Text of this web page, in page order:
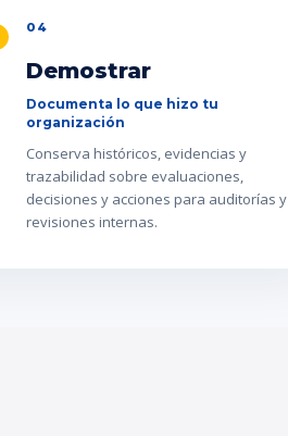
04
Demostrar
Documenta lo que hizo tu
organización
Conserva históricos, evidencias y
trazabilidad sobre evaluaciones,
decisiones y acciones para auditorías y
revisiones internas.